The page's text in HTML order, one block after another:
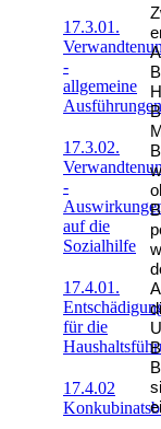
17.3.01.
-
allgemeine
Ausführungen
17.3.02.
-
auf die
Sozialhilfe
17.4.01.
für die
17.4.02